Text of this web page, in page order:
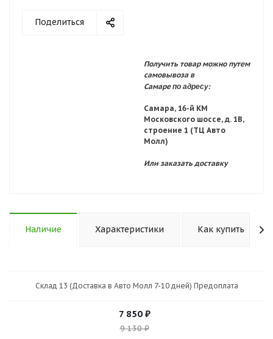
Поделиться
Получить товар можно путем
самовывоза в
Самарепо адресу:
Самара, 16-й КМ
Московского шоссе, д. 1В,
строение 1 (ТЦ Авто
Молл)
Или заказать доставку
Наличие Характеристики Как купить
Склад 13 (Доставка в Авто Молл 7-10 дней) Предоплата
7 850₽
9 130₽